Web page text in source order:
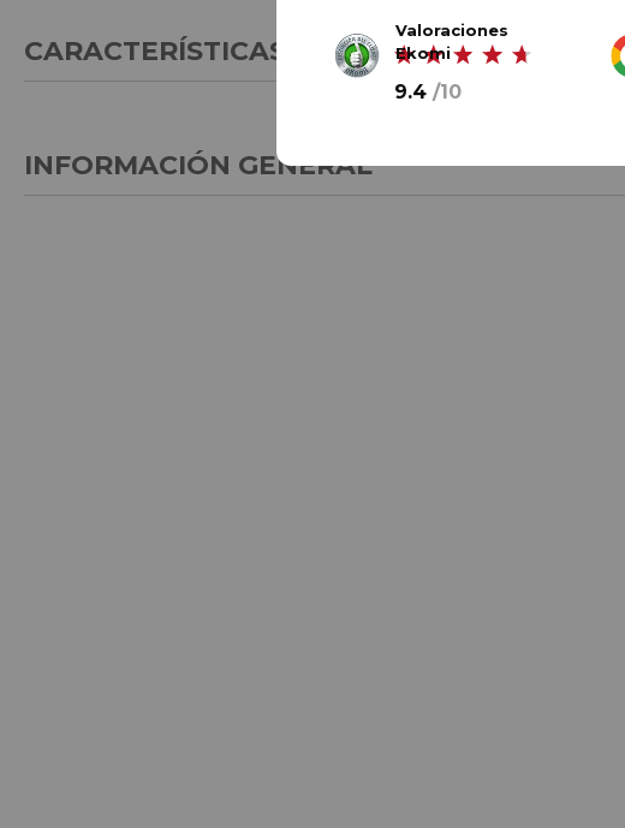
CARACTERÍSTICAS GENERALES
INFORMACIÓN GENERAL
Valoraciones
Ekomi
9.4 /10